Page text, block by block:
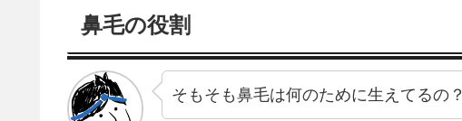
鼻毛の役割
そもそも鼻毛は何のために生えてるの？